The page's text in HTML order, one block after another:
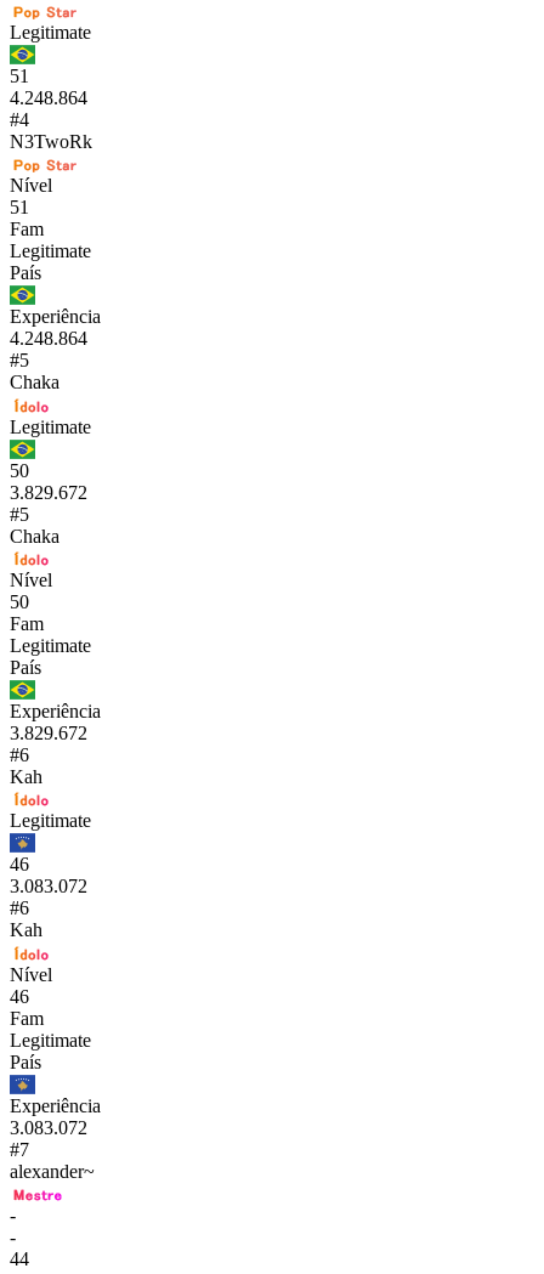
Legitimate
51
4.248.864
#4
N3TwoRk
Nível
51
Fam
Legitimate
País
Experiência
4.248.864
#5
Chaka
Legitimate
50
3.829.672
#5
Chaka
Nível
50
Fam
Legitimate
País
Experiência
3.829.672
#6
Kah
Legitimate
46
3.083.072
#6
Kah
Nível
46
Fam
Legitimate
País
Experiência
3.083.072
#7
alexander~
-
-
44